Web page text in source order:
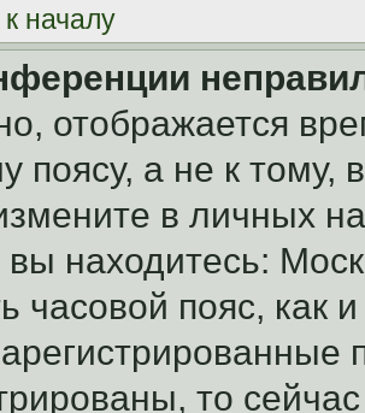
началу
отображается
поясу, а не к тому,
в личных
вы находитесь:
часовой пояс, как
то